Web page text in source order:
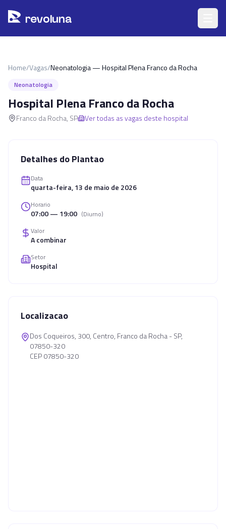
revoluna
Home/Vagas/Neonatologia — Hospital Plena Franco da Rocha
Neonatologia
Hospital Plena Franco da Rocha
Franco da Rocha, SP Ver todas as vagas deste hospital
Detalhes do Plantao
Data
quarta-feira, 13 de maio de 2026
Horario
07:00 — 19:00 (Diurno)
Valor
A combinar
Setor
Hospital
Localizacao
Dos Coqueiros, 300, Centro, Franco da Rocha - SP,
07850-320
CEP 07850-320